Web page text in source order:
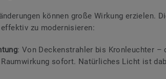
können große Wirkung erzielen.
zu modernisieren:
: Von Deckenstrahler bis Kronleuchter –
sofort. Natürliches Licht ist